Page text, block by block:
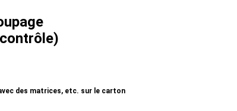
des matrices, etc. sur le carton